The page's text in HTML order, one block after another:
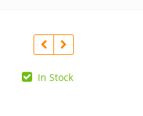
In Stock